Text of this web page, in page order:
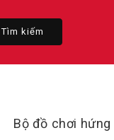
Tìm kiếm
Bộ đồ chơi